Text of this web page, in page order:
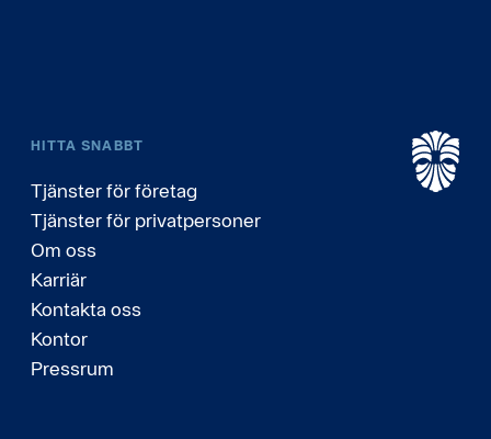
HITTA SNABBT
Tjänster för företag
Tjänster för privatpersoner
Om oss
Karriär
Kontakta oss
Kontor
Pressrum